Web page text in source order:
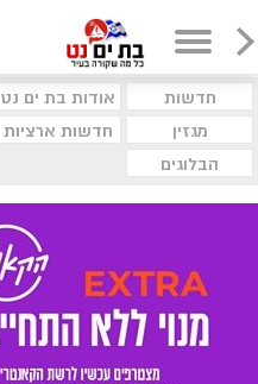
חדשות אודות בת ים נט
מגזין
חדשות ארציות
הבלוגים